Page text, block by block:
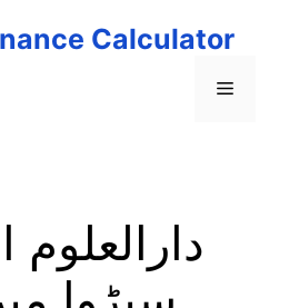
Calculator
Menu
دارالعلوم